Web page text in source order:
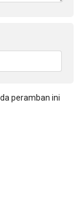
peramban ini